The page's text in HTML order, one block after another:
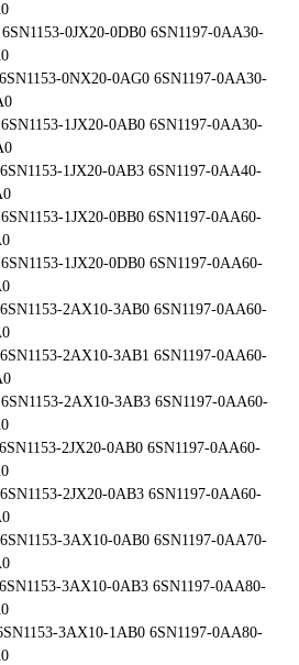
6SN1153-0JX20-0DB0 6SN1197-0AA30-
0NX20-0AG0 6SN1197-0AA30-
6SN1153-1JX20-0AB0 6SN1197-0AA30-
6SN1153-1JX20-0AB3 6SN1197-0AA40-
6SN1153-1JX20-0BB0 6SN1197-0AA60-
6SN1153-1JX20-0DB0 6SN1197-0AA60-
6SN1153-2AX10-3AB0 6SN1197-0AA60-
6SN1153-2AX10-3AB1 6SN1197-0AA60-
6SN1153-2AX10-3AB3 6SN1197-0AA60-
6SN1153-2JX20-0AB0 6SN1197-0AA60-
6SN1153-2JX20-0AB3 6SN1197-0AA60-
6SN1153-3AX10-0AB0 6SN1197-0AA70-
6SN1153-3AX10-0AB3 6SN1197-0AA80-
3AX10-1AB0 6SN1197-0AA80-